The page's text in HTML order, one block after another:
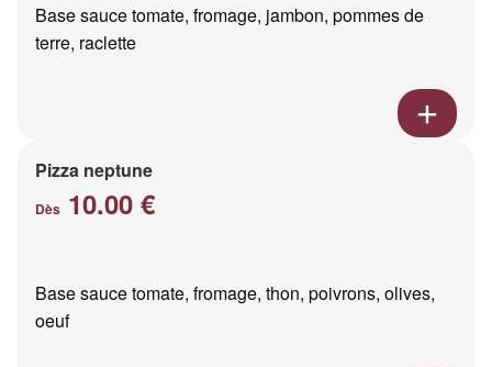
Base sauce tomate, fromage, jambon, pommes de
terre, raclette
Pizza neptune
Dès 10.00 €
Base sauce tomate, fromage, thon, poivrons, olives,
oeuf